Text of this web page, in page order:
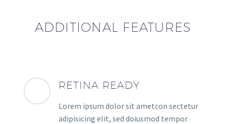
ADDITIONAL FEATURES
RETINA READY
Lorem ipsum dolor sit ametcon sectetur
adipisicing elit, sed doiusmod tempor